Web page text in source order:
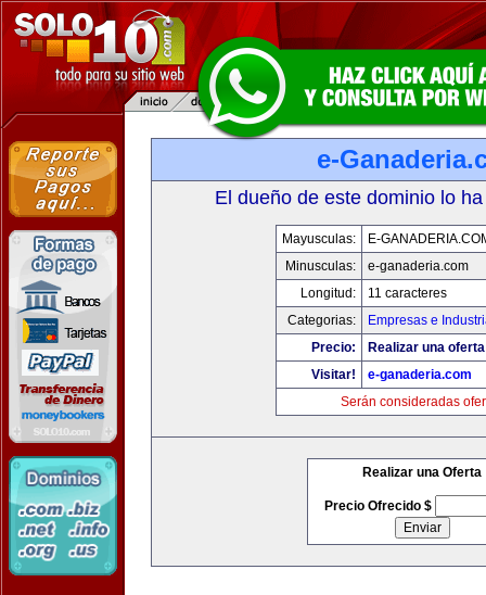
e-
El dueño de este dominio lo
Mayusculas:
E-
Minusculas:
e-ganaderia.com
Longitud:
11 caracteres
Categorias:
Empresas e
Precio:
Realizar una
Visitar!
e-ganaderia.com
Serán consideradas
Realizar una Oferta
Precio Ofrecido $